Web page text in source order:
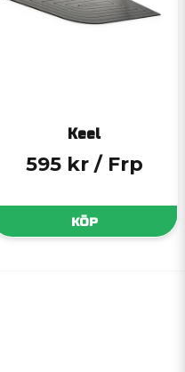
Keel
595 kr / Frp
KÖP